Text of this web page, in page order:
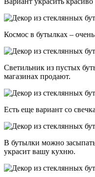
Космос в бутылках –
Светильник из пустых
магазинах продают.
Есть еще вариант со
В бутылки можно
украсит вашу кухню.